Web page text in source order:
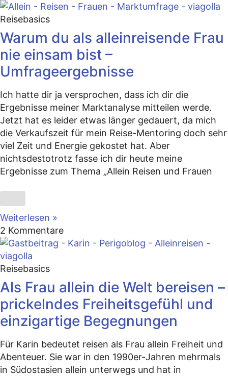
Reisebasics
Warum du als alleinreisende Frau
nie einsam bist –
Umfrageergebnisse
Ich hatte dir ja versprochen, dass ich dir die
Ergebnisse meiner Marktanalyse mitteilen werde.
Jetzt hat es leider etwas länger gedauert, da mich
die Verkaufszeit für mein Reise-Mentoring doch sehr
viel Zeit und Energie gekostet hat. Aber
nichtsdestotrotz fasse ich dir heute meine
Ergebnisse zum Thema „Allein Reisen und Frauen
Weiterlesen »
2 Kommentare
Reisebasics
Als Frau allein die Welt bereisen –
prickelndes Freiheitsgefühl und
einzigartige Begegnungen
Für Karin bedeutet reisen als Frau allein Freiheit und
Abenteuer. Sie war in den 1990er-Jahren mehrmals
in Südostasien allein unterwegs und hat in